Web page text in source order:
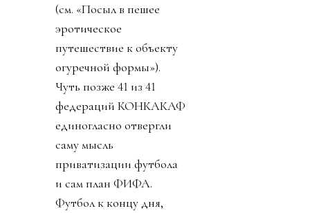
(см. «Посыл в пешее
эротическое
путешествие к объекту
огуречной формы»).
Чуть позже 41 из 41
федераций КОНКАКАФ
единогласно отвергли
саму мысль
приватизации футбола
и сам план ФИФА.
Футбол к концу дня,